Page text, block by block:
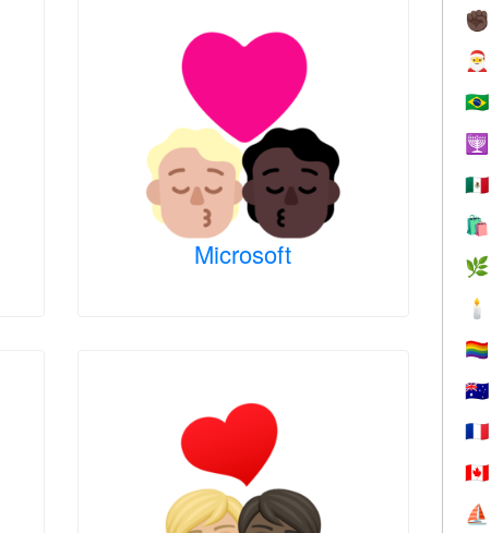
Microsoft
✊🏿
🎅
🇧🇷
🕎
🇲🇽
🛍
🌿
🕯
🏳️‍🌈
🇦🇺
🇫🇷
🇨🇦
⛵️